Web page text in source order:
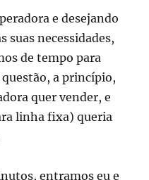
e desejando
suas necessidades,
de tempo para
a princípio,
quer vender, e
linha fixa) queria
entramos eu e